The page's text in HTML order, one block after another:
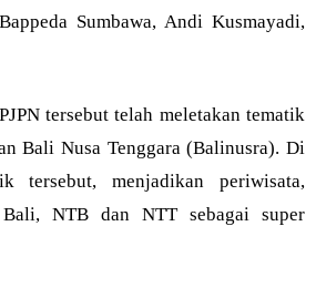
Sumbawa, Andi Kusmayadi,
tersebut telah meletakan tematik
Bali Nusa Tenggara (Balinusra). Di
tersebut, menjadikan periwisata,
NTB dan NTT sebagai super